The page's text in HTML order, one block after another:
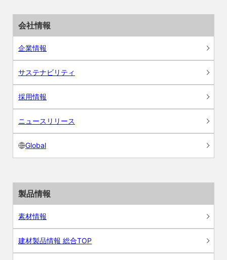
会社情報
企業情報
サステナビリティ
採用情報
ニュースリリース
Global
製品情報
素材情報
建材製品情報 総合TOP